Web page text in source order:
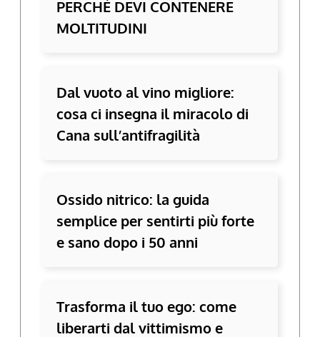
PERCHÉ DEVI CONTENERE
MOLTITUDINI
Dal vuoto al vino migliore:
cosa ci insegna il miracolo di
Cana sull’antifragilità
Ossido nitrico: la guida
semplice per sentirti più forte
e sano dopo i 50 anni
Trasforma il tuo ego: come
liberarti dal vittimismo e